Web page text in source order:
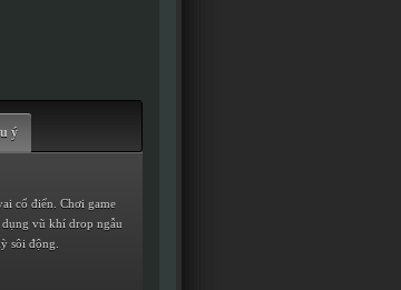
ý
cổ điển. Chơi game
vũ khí drop ngẫu
sôi động.